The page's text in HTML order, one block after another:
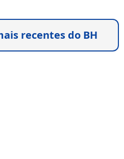
recentes do BH